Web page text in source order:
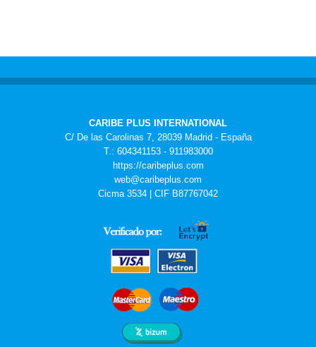
CARIBE PLUS INTERNATIONAL
C/ De las Carolinas 7, 28039 Madrid - España
T.: 604341153 - 911983000
https://caribeplus.com
web@caribeplus.com
Cicma 3534 | CIF B87767042